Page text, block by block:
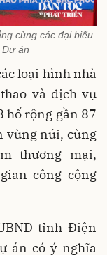
cùng các đại biểu
án
loại hình nhà
và dịch vụ
hố rộng gần 87
vùng núi, cùng
thương mại,
công cộng
tỉnh Điện
án có ý nghĩa